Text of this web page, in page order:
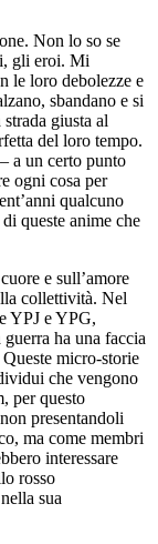
Non lo so se
gli eroi. Mi
le loro debolezze e
sbandano e si
giusta al
del loro tempo.
a un certo punto
ogni cosa per
qualcuno
queste anime che
e sull’amore
collettività. Nel
YPJ e YPG,
ha una faccia
Queste micro-storie
che vengono
per questo
presentandoli
ma come membri
interessare
rosso
sua